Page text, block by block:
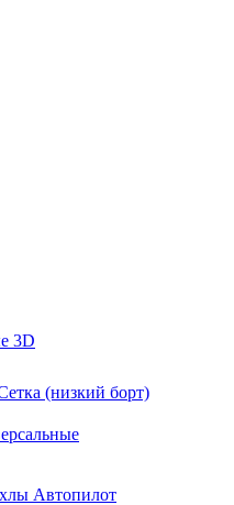
3D
(низкий борт)
Автопилот